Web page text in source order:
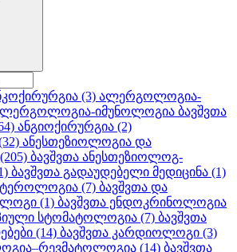
(3) ალერგოლოგია-
იმუნოლოგია ბავშვთა
ანგიოქირურგია (2)
ანესთეზიოლოგია და
(205) ბავშვთა ანესთეზიოლოგ-
ბავშვთა გადაუდებელი მედიცინა (1)
(7) ბავშვთა და
(1) ბავშვთა ენდოკრინოლოგია
სტომატოლოგია (7) ბავშვთა
(14) ბავშვთა კარდიოლოგი (3)
(14) ბავშვთა